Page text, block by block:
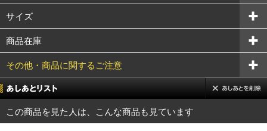
サイズ
商品在庫
その他・商品に関するご注意
この商品を見た人は、こんな商品も見ています